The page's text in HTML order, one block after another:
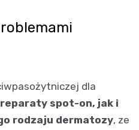
dla
spot-on, jak i
rodzaju dermatozy, ze